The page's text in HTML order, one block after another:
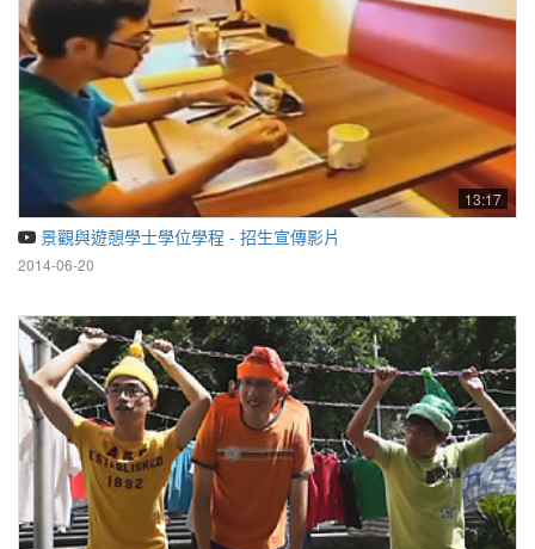
13:17
景觀與遊憩學士學位學程 - 招生宣傳影片
2014-06-20